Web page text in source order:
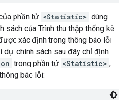
phần tử <Statistic> dùng
sách của Trình thu thập thống kê
xác định trong thông báo lỗi
dụ: chính sách sau đây chỉ định
trong phần tử <Statistic> ,
báo lỗi: